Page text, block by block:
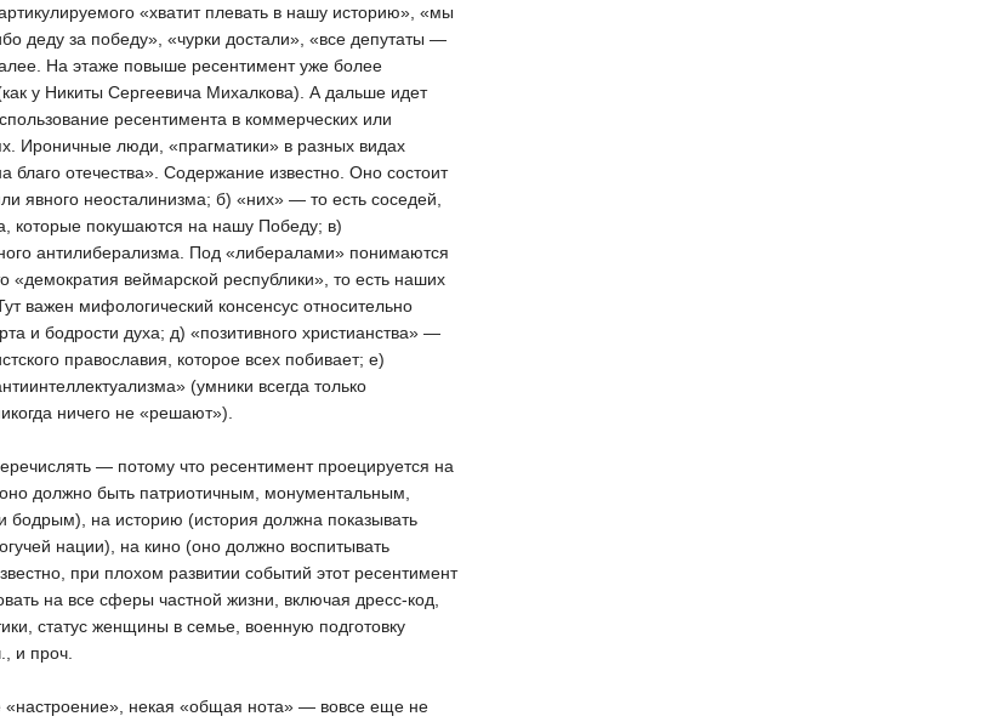
«хватит плевать в нашу историю», «мы
деду за победу», «чурки достали», «все депутаты —
На этаже повыше ресентимент уже более
у Никиты Сергеевича Михалкова). А дальше идет
ресентимента в коммерческих или
Ироничные люди, «прагматики» в разных видах
благо отечества». Содержание известно. Оно состоит
явного неосталинизма; б) «них» — то есть соседей,
которые покушаются на нашу Победу; в)
антилиберализма. Под «либералами» понимаются
«демократия веймарской республики», то есть наших
важен мифологический консенсус относительно
и бодрости духа; д) «позитивного христианства» —
православия, которое всех побивает; е)
(умники всегда только
ничего не «решают»).
— потому что ресентимент проецируется на
должно быть патриотичным, монументальным,
бодрым), на историю (история должна показывать
нации), на кино (оно должно воспитывать
при плохом развитии событий этот ресентимент
на все сферы частной жизни, включая дресс-код,
статус женщины в семье, военную подготовку
и проч.
«настроение», некая «общая нота» — вовсе еще не